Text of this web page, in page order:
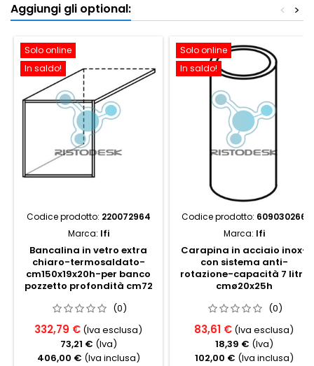
Aggiungi gli optional: >
<
Solo online
In saldo!
Codice prodotto: 220072964
Marca: Ifi
Bancalina in vetro extra
chiaro-termosaldato-
cm150x19x20h-per banco
pozzetto profondità cm72
(0)
332,79 € (Iva esclusa)
73,21 € (Iva)
406,00 € (Iva inclusa)
Solo online
In saldo!
Codice prodotto: 609030266
Marca: Ifi
Carapina in acciaio inox-
con sistema anti-
rotazione-capacità 7 litri,
cmø20x25h
(0)
83,61 € (Iva esclusa)
18,39 € (Iva)
102,00 € (Iva inclusa)